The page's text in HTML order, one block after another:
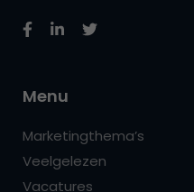
Menu
Marketingthema’s
Veelgelezen
Vacatures